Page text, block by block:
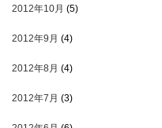
2012年10月 (5)
2012年9月 (4)
2012年8月 (4)
2012年7月 (3)